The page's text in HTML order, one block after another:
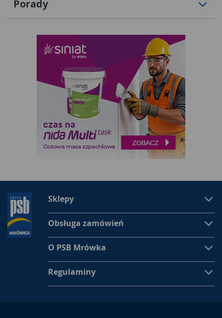
Porady
Sklepy
Obsługa zamówień
O PSB Mrówka
Regulaminy